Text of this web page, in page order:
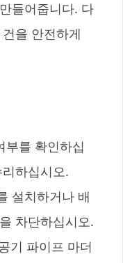
들어줍니다. 다
을 안전하게
부를 확인하십
하십시오.
설치하거나 배
차단하십시오.
기 파이프 마더